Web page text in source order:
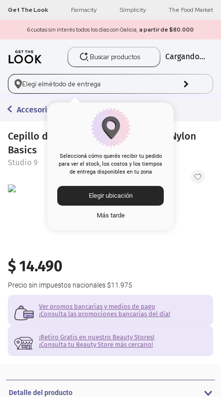
Get The Look Farmacity Simplicity The Food Market
6 cuotas sin interés todos los días con Galicia, a partir de $80.000
Buscar productos
Cargando...
Elegí elmétodo de entrega
Seleccioná cómo querés recibir tu pedido
para ver el stock, los costos y los tiempos
de entrega disponibles en tu zona
Elegir ubicación
Más tarde
Accesorios
Cepillo de Pelo Flexible Studio 9 de Nylon
Basics
Studio 9
$14.490
Precio sin impuestos nacionales $11.975
Ver promos bancarias y medios de pago
¡Consulta las promociones bancarias del día!
¡Retiro Gratis en nuestro Beauty Stores!
¡Consulta tu Beauty Store más cercano!
Detalle del producto
1 get the look
2 máscara pestañas
3.
5. corrector
10. cher